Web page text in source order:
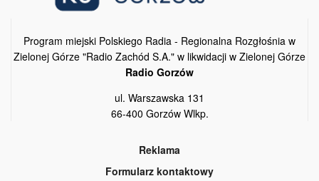
Program miejski Polskiego Radia - Regionalna Rozgłośnia w
Zielonej Górze "Radio Zachód S.A." w likwidacji w Zielonej Górze
Radio Gorzów
ul. Warszawska 131
66-400 Gorzów Wlkp.
Reklama
Formularz kontaktowy